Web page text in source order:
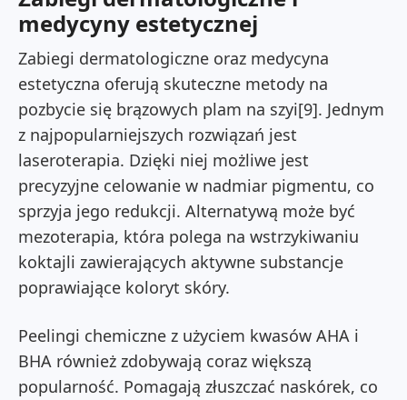
medycyny estetycznej
Zabiegi dermatologiczne oraz medycyna
estetyczna oferują skuteczne metody na
pozbycie się brązowych plam na szyi[9]. Jednym
z najpopularniejszych rozwiązań jest
laseroterapia. Dzięki niej możliwe jest
precyzyjne celowanie w nadmiar pigmentu, co
sprzyja jego redukcji. Alternatywą może być
mezoterapia, która polega na wstrzykiwaniu
koktajli zawierających aktywne substancje
poprawiające koloryt skóry.
Peelingi chemiczne z użyciem kwasów AHA i
BHA również zdobywają coraz większą
popularność. Pomagają złuszczać naskórek, co